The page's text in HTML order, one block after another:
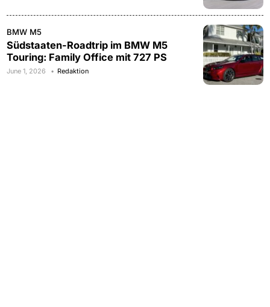
BMW M5
Südstaaten-Roadtrip im BMW M5
Touring: Family Office mit 727 PS
June 1, 2026 Redaktion